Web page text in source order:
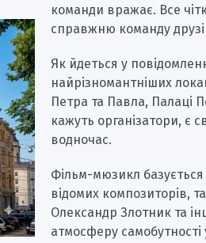
команди вражає. Все
справжню команду
Як йдеться у
найрізномантніших
Петра та Павла, Палаці
кажуть організатори, є
водночас.
Фільм-мюзикл базується
відомих композиторів,
Олександр Злотник та
атмосферу самобутності